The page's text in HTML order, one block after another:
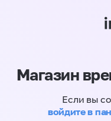
Магазин
Если вы
войдите в